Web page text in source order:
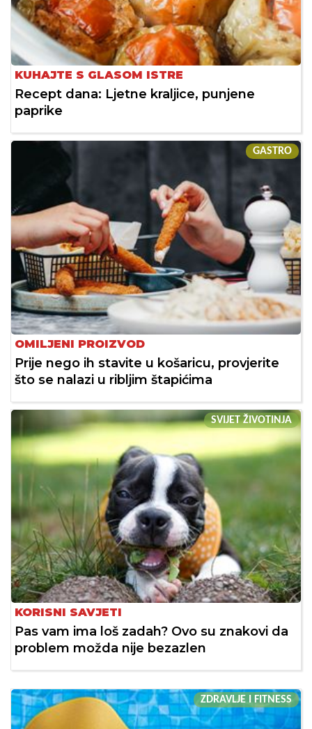
KUHAJTE S GLASOM ISTRE
Recept dana: Ljetne kraljice, punjene
paprike
GASTRO
OMILJENI PROIZVOD
Prije nego ih stavite u košaricu, provjerite
što se nalazi u ribljim štapićima
SVIJET ŽIVOTINJA
KORISNI SAVJETI
Pas vam ima loš zadah? Ovo su znakovi da
problem možda nije bezazlen
ZDRAVLJE I FITNESS